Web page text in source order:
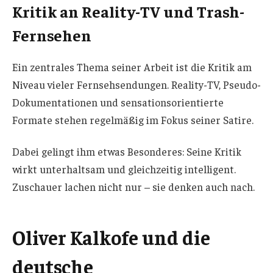
Kritik an Reality-TV und Trash-
Fernsehen
Ein zentrales Thema seiner Arbeit ist die Kritik am
Niveau vieler Fernsehsendungen. Reality-TV, Pseudo-
Dokumentationen und sensationsorientierte
Formate stehen regelmäßig im Fokus seiner Satire.
Dabei gelingt ihm etwas Besonderes: Seine Kritik
wirkt unterhaltsam und gleichzeitig intelligent.
Zuschauer lachen nicht nur – sie denken auch nach.
Oliver Kalkofe und die
deutsche